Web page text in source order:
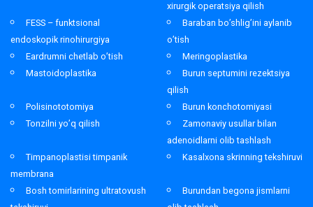
xirurgik operatsiya qilish
FESS – funktsional
endoskopik rinohirurgiya
Baraban bo’shlig’ini aylanib
o’tish
Eardrumni chetlab o’tish
Meringoplastika
Mastoidoplastika
Burun septumini rezektsiya
qilish
Polisinototomiya
Burun konchotomiyasi
Tonzilni yo’q qilish
Zamonaviy usullar bilan
adenoidlarni olib tashlash
Timpanoplastisi timpanik
membrana
Kasalxona skrinning tekshiruvi
Bosh tomirlarining ultratovush
Burundan begona jismlarni